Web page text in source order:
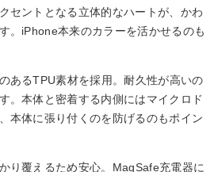
セントとなる立体的なハートが、かわ
。iPhone本来のカラーを活かせるのも
あるTPU素材を採用。耐久性が高いの
。本体と密着する内側にはマイクロド
本体に張り付くのを防げるのもポイン
り覆えるため安心。MagSafe充電器に